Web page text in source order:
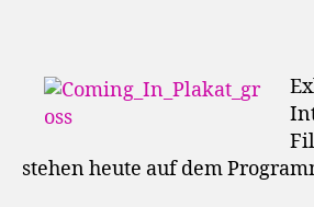
stehen heute auf dem